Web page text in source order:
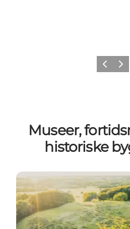
ForrigeNæste
Museer,
historiske
Lindholm Høje